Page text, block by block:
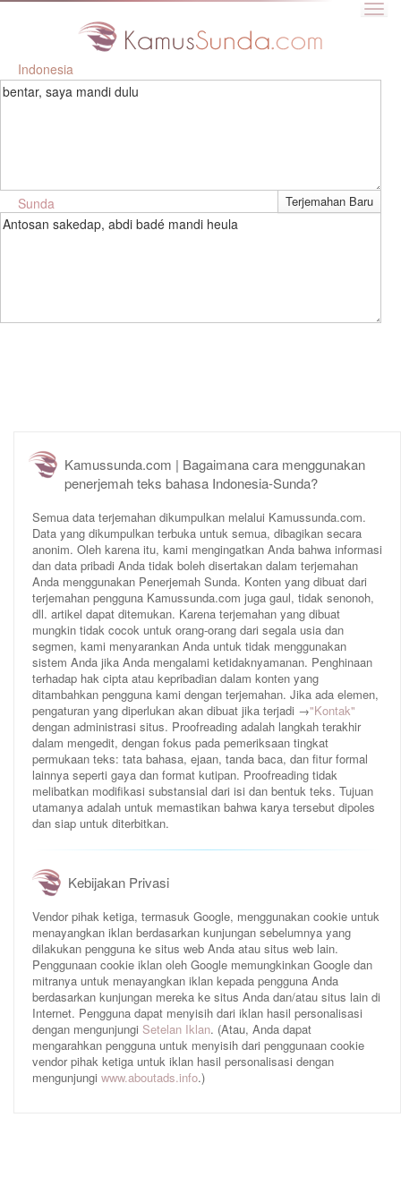
Indonesia
bentar, saya mandi dulu
Sunda
Antosan sakedap, abdi badé mandi heula
Kamussunda.com | Bagaimana cara menggunakan
penerjemah teks bahasa Indonesia-Sunda?
Semua data terjemahan dikumpulkan melalui Kamussunda.com.
Data yang dikumpulkan terbuka untuk semua, dibagikan secara
anonim. Oleh karena itu, kami mengingatkan Anda bahwa informasi
dan data pribadi Anda tidak boleh disertakan dalam terjemahan
Anda menggunakan Penerjemah Sunda. Konten yang dibuat dari
terjemahan pengguna Kamussunda.com juga gaul, tidak senonoh,
dll. artikel dapat ditemukan. Karena terjemahan yang dibuat
mungkin tidak cocok untuk orang-orang dari segala usia dan
segmen, kami menyarankan Anda untuk tidak menggunakan
sistem Anda jika Anda mengalami ketidaknyamanan. Penghinaan
terhadap hak cipta atau kepribadian dalam konten yang
ditambahkan pengguna kami dengan terjemahan. Jika ada elemen,
pengaturan yang diperlukan akan dibuat jika terjadi →"Kontak"
dengan administrasi situs. Proofreading adalah langkah terakhir
dalam mengedit, dengan fokus pada pemeriksaan tingkat
permukaan teks: tata bahasa, ejaan, tanda baca, dan fitur formal
lainnya seperti gaya dan format kutipan. Proofreading tidak
melibatkan modifikasi substansial dari isi dan bentuk teks. Tujuan
utamanya adalah untuk memastikan bahwa karya tersebut dipoles
dan siap untuk diterbitkan.
Kebijakan Privasi
Vendor pihak ketiga, termasuk Google, menggunakan cookie untuk
menayangkan iklan berdasarkan kunjungan sebelumnya yang
dilakukan pengguna ke situs web Anda atau situs web lain.
Penggunaan cookie iklan oleh Google memungkinkan Google dan
mitranya untuk menayangkan iklan kepada pengguna Anda
berdasarkan kunjungan mereka ke situs Anda dan/atau situs lain di
Internet. Pengguna dapat menyisih dari iklan hasil personalisasi
dengan mengunjungi Setelan Iklan. (Atau, Anda dapat
mengarahkan pengguna untuk menyisih dari penggunaan cookie
vendor pihak ketiga untuk iklan hasil personalisasi dengan
mengunjungi www.aboutads.info.)